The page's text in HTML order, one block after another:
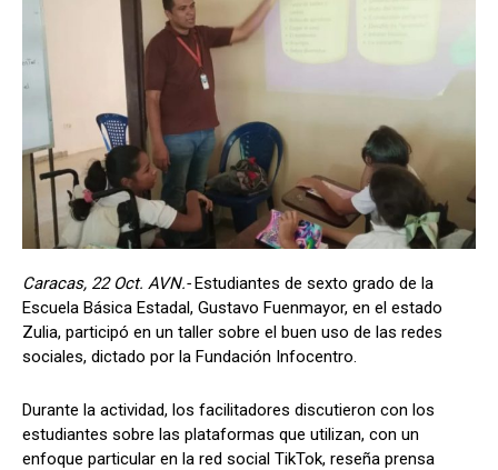
Caracas, 22 Oct. AVN.-Estudiantes de sexto grado de la
Escuela Básica Estadal, Gustavo Fuenmayor, en el estado
Zulia, participó en un taller sobre el buen uso de las redes
sociales, dictado por la Fundación Infocentro.
Durante la actividad, los facilitadores discutieron con los
estudiantes sobre las plataformas que utilizan, con un
enfoque particular en la red social TikTok, reseña prensa